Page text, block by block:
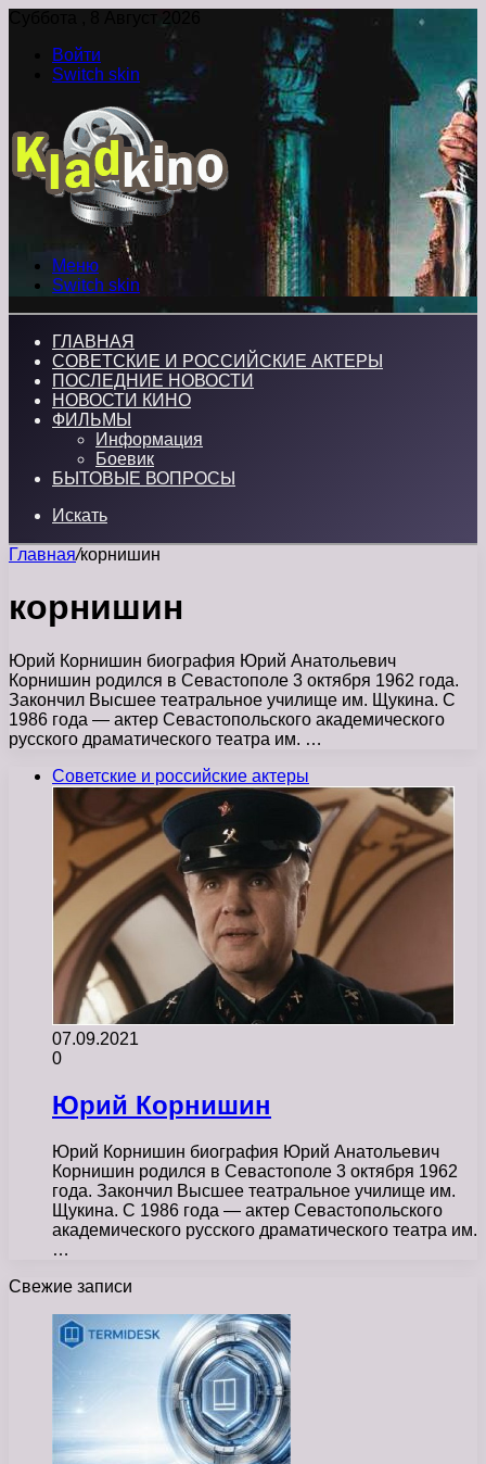
Суббота , 8 Август 2026
Войти
Switch skin
Меню
Switch skin
ГЛАВНАЯ
СОВЕТСКИЕ И РОССИЙСКИЕ АКТЕРЫ
ПОСЛЕДНИЕ НОВОСТИ
НОВОСТИ КИНО
ФИЛЬМЫ
Информация
Боевик
БЫТОВЫЕ ВОПРОСЫ
Искать
Главная/корнишин
корнишин
Юрий Корнишин биография Юрий Анатольевич
Корнишин родился в Севастополе 3 октября 1962 года.
Закончил Высшее театральное училище им. Щукина. С
1986 года — актер Севастопольского академического
русского драматического театра им. …
Советские и российские актеры
07.09.2021
0
Юрий Корнишин
Юрий Корнишин биография Юрий Анатольевич
Корнишин родился в Севастополе 3 октября 1962
года. Закончил Высшее театральное училище им.
Щукина. С 1986 года — актер Севастопольского
академического русского драматического театра им.
…
Свежие записи